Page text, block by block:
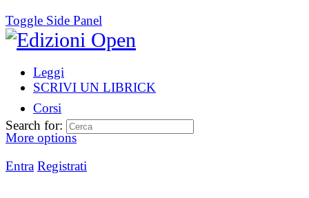
Toggle Side Panel
Leggi
SCRIVI UN LIBRICK
Corsi
More options
Entra Registrati
Search for: